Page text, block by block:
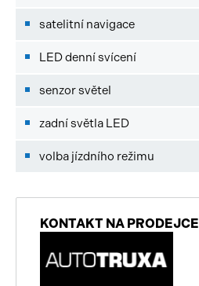
satelitní navigace
LED denní svícení
senzor světel
zadní světla LED
volba jízdního režimu
KONTAKT NA PRODEJCE